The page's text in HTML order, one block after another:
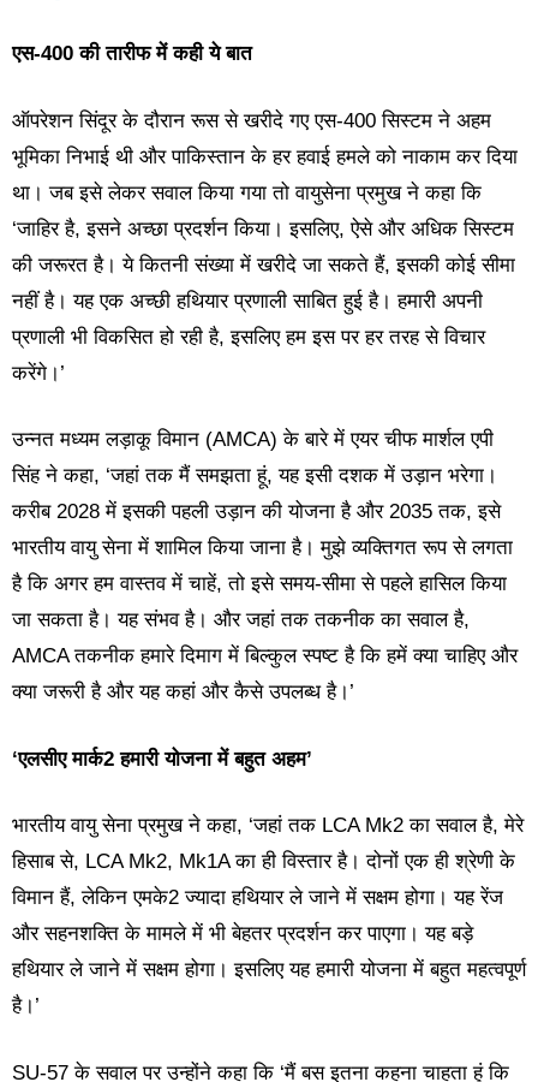
एस-400 की तारीफ में कही ये बात
ऑपरेशन सिंदूर के दौरान रूस से खरीदे गए एस-400 सिस्टम ने अहम
भूमिका निभाई थी और पाकिस्तान के हर हवाई हमले को नाकाम कर दिया
था। जब इसे लेकर सवाल किया गया तो वायुसेना प्रमुख ने कहा कि
‘जाहिर है, इसने अच्छा प्रदर्शन किया। इसलिए, ऐसे और अधिक सिस्टम
की जरूरत है। ये कितनी संख्या में खरीदे जा सकते हैं, इसकी कोई सीमा
नहीं है। यह एक अच्छी हथियार प्रणाली साबित हुई है। हमारी अपनी
प्रणाली भी विकसित हो रही है, इसलिए हम इस पर हर तरह से विचार
करेंगे।’
उन्नत मध्यम लड़ाकू विमान (AMCA) के बारे में एयर चीफ मार्शल एपी
सिंह ने कहा, ‘जहां तक मैं समझता हूं, यह इसी दशक में उड़ान भरेगा।
करीब 2028 में इसकी पहली उड़ान की योजना है और 2035 तक, इसे
भारतीय वायु सेना में शामिल किया जाना है। मुझे व्यक्तिगत रूप से लगता
है कि अगर हम वास्तव में चाहें, तो इसे समय-सीमा से पहले हासिल किया
जा सकता है। यह संभव है। और जहां तक तकनीक का सवाल है,
AMCA तकनीक हमारे दिमाग में बिल्कुल स्पष्ट है कि हमें क्या चाहिए और
क्या जरूरी है और यह कहां और कैसे उपलब्ध है।’
‘एलसीए मार्क2 हमारी योजना में बहुत अहम’
भारतीय वायु सेना प्रमुख ने कहा, ‘जहां तक LCA Mk2 का सवाल है, मेरे
हिसाब से, LCA Mk2, Mk1A का ही विस्तार है। दोनों एक ही श्रेणी के
विमान हैं, लेकिन एमके2 ज्यादा हथियार ले जाने में सक्षम होगा। यह रेंज
और सहनशक्ति के मामले में भी बेहतर प्रदर्शन कर पाएगा। यह बड़े
हथियार ले जाने में सक्षम होगा। इसलिए यह हमारी योजना में बहुत महत्वपूर्ण
है।’
SU-57 के सवाल पर उन्होंने कहा कि ‘मैं बस इतना कहना चाहता हूं कि